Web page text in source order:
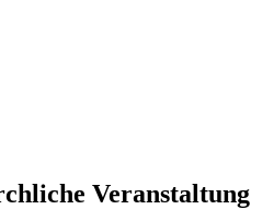
Veranstaltung